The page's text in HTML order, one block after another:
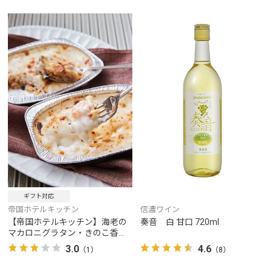
ギフト対応
帝国ホテルキッチン
【帝国ホテルキッチン】海老の
マカロニグラタン・きのこ香る
チキンドリア（各3食）
3.0 （1）
信濃ワイン
奏音 白 甘口 720ml
4.6（8）